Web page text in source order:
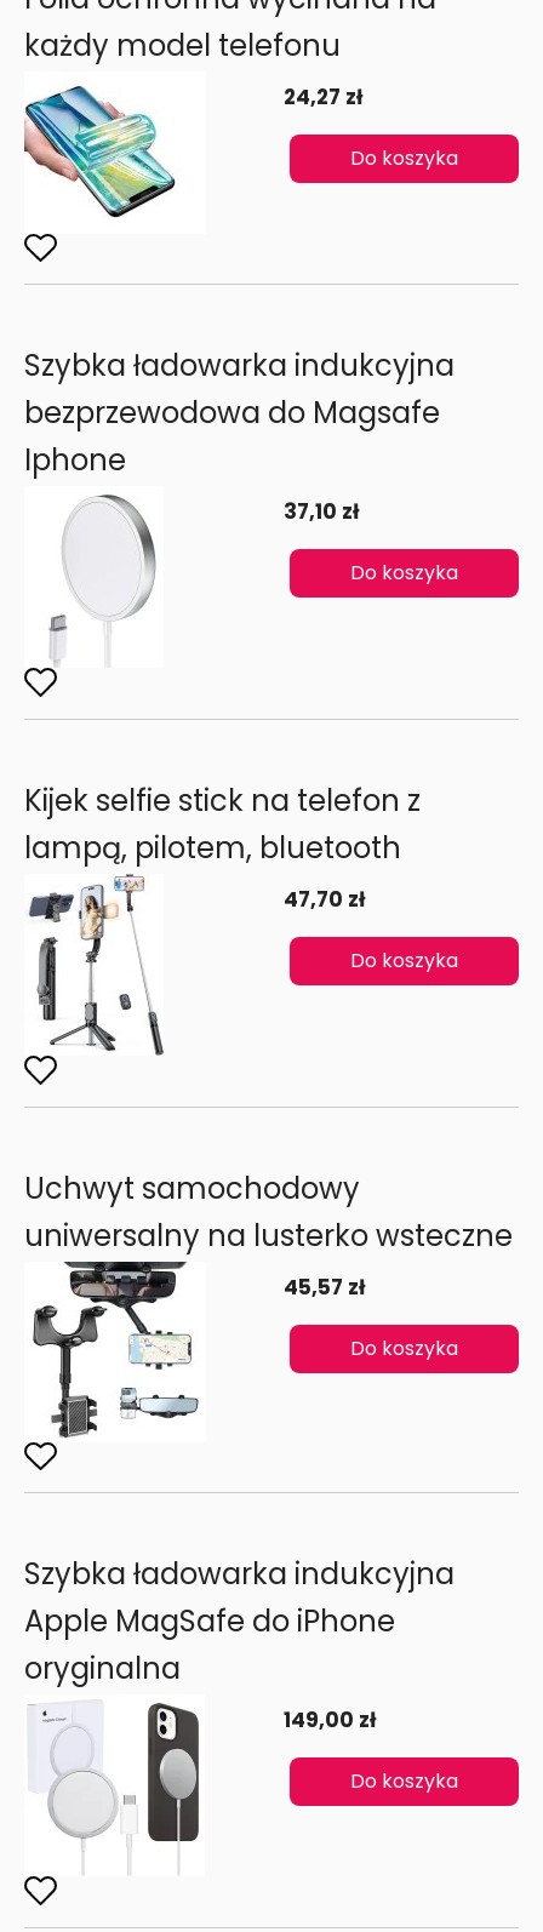
każdy model telefonu
24,27 zł
Do koszyka
Szybka ładowarka indukcyjna
bezprzewodowa do Magsafe
Iphone
37,10 zł
Do koszyka
Kijek selfie stick na telefon z
lampą, pilotem, bluetooth
47,70 zł
Do koszyka
Uchwyt samochodowy
uniwersalny na lusterko wsteczne
45,57 zł
Do koszyka
Szybka ładowarka indukcyjna
Apple MagSafe do iPhone
oryginalna
149,00 zł
Do koszyka